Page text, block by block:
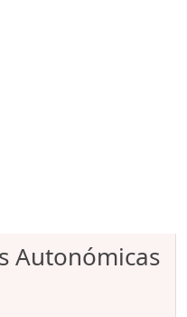
Autonómicas